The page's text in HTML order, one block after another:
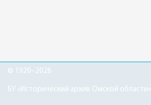
© 1920–2026
БУ «Исторический архив Омской области»